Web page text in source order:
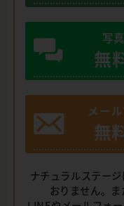
写
無
メー
無
ナチュラルステー
おりません。